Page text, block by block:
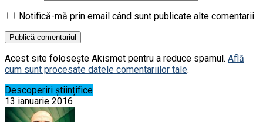
Notifică-mă prin email când sunt publicate alte comentarii.
Acest site folosește Akismet pentru a reduce spamul. Află
cum sunt procesate datele comentariilor tale.
Descoperiri științifice
13 ianuarie 2016